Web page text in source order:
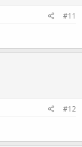
#11
#12